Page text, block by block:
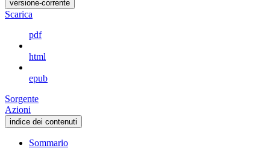
versione-corrente
Scarica
pdf
html
epub
Sorgente
Azioni
indice dei contenuti
Sommario